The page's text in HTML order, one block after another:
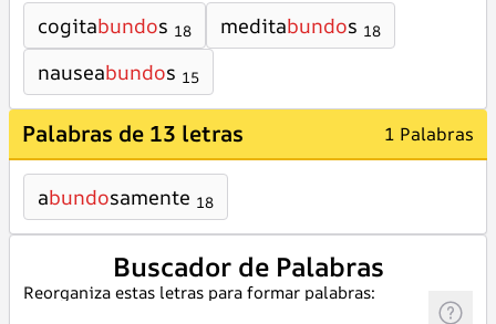
cogitabundos 18 meditabundos 18
nauseabundos 15
Palabras de 13 letras 1 Palabras
abundosamente 18
Buscador de Palabras
Reorganiza estas letras para formar palabras: